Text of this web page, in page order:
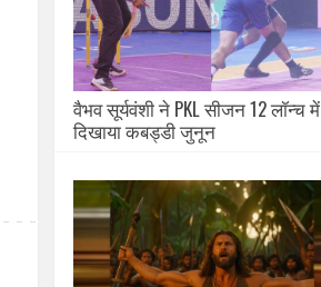
वैभव सूर्यवंशी ने PKL सीजन 12 लॉन्च में
दिखाया कबड्डी जुनून